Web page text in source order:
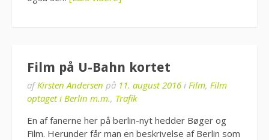
Film på U-Bahn kortet
afKirsten Andersen på 11. august 2016 i Film, Film
optaget i Berlin m.m., Trafik
En af fanerne her på berlin-nyt hedder Bøger og
Film. Herunder får man en beskrivelse af Berlin som